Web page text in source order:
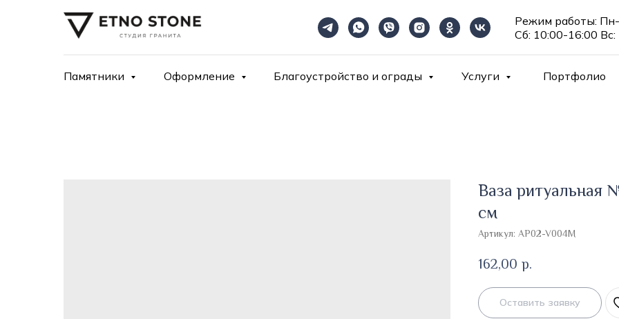
Режим работы:
Сб: 10:00-16:00 Вс:
Памятники Оформление Благоустройство и ограды Услуги Портфолио
Ваза ритуальная
см
Артикул: AP02-V004M
162,00 р.
Оставить заявку